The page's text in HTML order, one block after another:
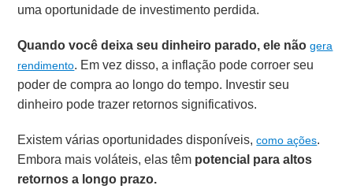
uma oportunidade de investimento perdida.
Quando você deixa seu dinheiro parado, ele nãogera
rendimento. Em vez disso, a inflação pode corroer seu
poder de compra ao longo do tempo. Investir seu
dinheiro pode trazer retornos significativos.
Existem várias oportunidades disponíveis,como ações.
Embora mais voláteis, elas têm potencial para altos
retornos a longo prazo.